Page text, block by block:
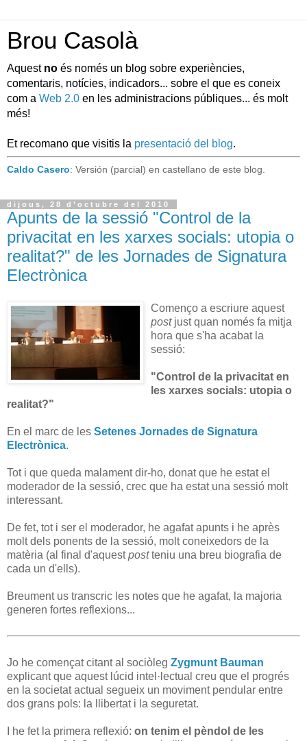
Brou Casolà
Aquest no és només un blog sobre experiències,
comentaris, notícies, indicadors... sobre el que es coneix
com a Web 2.0 en les administracions públiques... és molt
més!
Et recomano que visitis la presentació del blog.
Caldo Casero: Versión (parcial) en castellano de este blog.
dijous, 28 d’octubre del 2010
Apunts de la sessió "Control de la
privacitat en les xarxes socials: utopia o
realitat?" de les Jornades de Signatura
Electrònica
Començo a escriure aquest
post just quan només fa mitja
hora que s'ha acabat la
sessió:
"Control de la privacitat en
les xarxes socials: utopia o
realitat?"
En el marc de les Setenes Jornades de Signatura
Electrònica.
Tot i que queda malament dir-ho, donat que he estat el
moderador de la sessió, crec que ha estat una sessió molt
interessant.
De fet, tot i ser el moderador, he agafat apunts i he après
molt dels ponents de la sessió, molt coneixedors de la
matèria (al final d'aquestpostteniu una breu biografia de
cada un d'ells).
Breument us transcric les notes que he agafat, la majoria
generen fortes reflexions...
Jo he començat citant al sociòleg Zygmunt Bauman
explicant que aquest lúcid intel·lectual creu que el progrés
en la societat actual segueix un moviment pendular entre
dos grans pols: la llibertat i la seguretat.
I he fet la primera reflexió: on tenim el pèndol de les